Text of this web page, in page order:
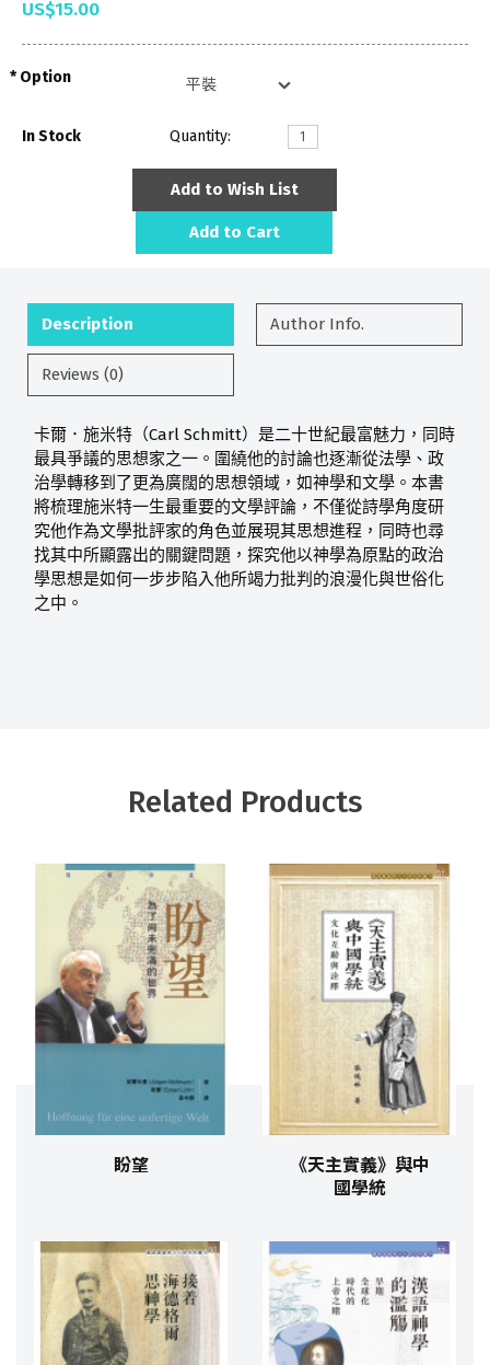
US$15.00
Option
In Stock Quantity:
Add to Wish List
Add to Cart
Description Author Info.
Reviews (0)
卡爾．施米特（Carl Schmitt）是二十世紀最富魅力，同時
最具爭議的思想家之一。圍繞他的討論也逐漸從法學、政
治學轉移到了更為廣闊的思想領域，如神學和文學。本書
將梳理施米特一生最重要的文學評論，不僅從詩學角度研
究他作為文學批評家的角色並展現其思想進程，同時也尋
找其中所顯露出的關鍵問題，探究他以神學為原點的政治
學思想是如何一步步陷入他所竭力批判的浪漫化與世俗化
之中。
Related Products
盼望
《天主實義》與中
國學統